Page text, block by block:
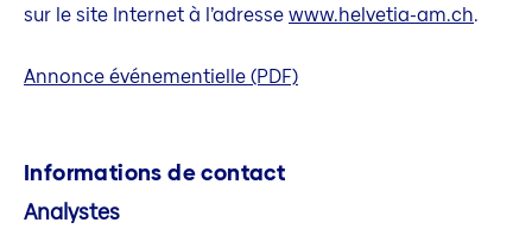
sur le site Internet à l’adressewww.helvetia-am.ch.
Annonce événementielle (PDF)
Informations de contact
Analystes